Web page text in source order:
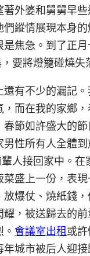
外婆和舅舅早
縱情展現本身
焦急。到了正
要將燈籠碰燒失
有不少的漏記
而在我的家鄉
節如許盛大的
性所有人全體
人接回家中。
盛上一份，表
爆仗、燒紙錢
，被送歸去的
會議室出租或
城市被后人迎